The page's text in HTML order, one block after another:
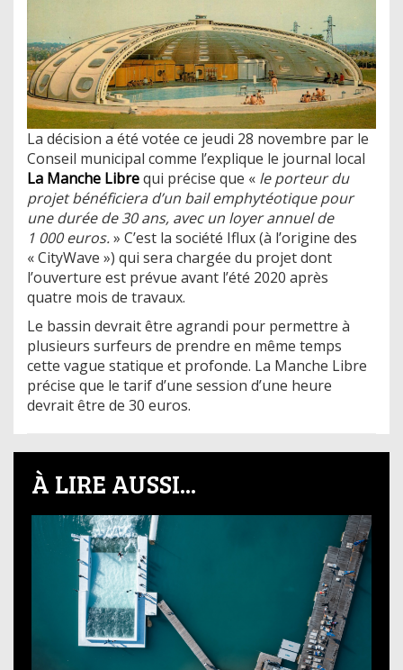
La décision a été votée ce jeudi 28 novembre par le
Conseil municipal comme l’explique le journal local
La Manche Librequi précise que « le porteur du
projet bénéficiera d’un bail emphytéotique pour
une durée de 30 ans, avec un loyer annuel de
1 000 euros.» C’est la société Iflux (à l’origine des
« CityWave ») qui sera chargée du projet dont
l’ouverture est prévue avant l’été 2020 après
quatre mois de travaux.
Le bassin devrait être agrandi pour permettre à
plusieurs surfeurs de prendre en même temps
cette vague statique et profonde. La Manche Libre
précise que le tarif d’une session d’une heure
devrait être de 30 euros.
À LIRE AUSSI...